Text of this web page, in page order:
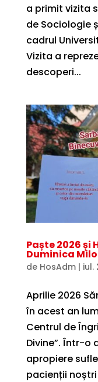
a primit vizita
de Sociologie
cadrul
Vizita a
descoperi...
Paște 2026 și
Duminica
de HosAdm| iul.
Aprilie 2026
în acest an
Centrul de
Divine”. Într-o
apropiere
pacienții